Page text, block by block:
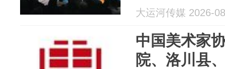
韩国启幕 韩
走进运河名
大运河传媒 2026-
中国美术家
院、洛川县